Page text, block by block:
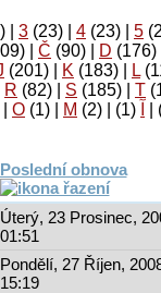
3 (23) 4 (23) 5
Č (90) D (176)
(201) K (183) L
R (82) S (185) T
Ο (1) М (2)
(1)
Poslední obnova
Úterý, 23 Prosinec,
01:51
Pondělí, 27 Říjen,
15:19